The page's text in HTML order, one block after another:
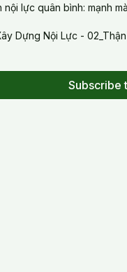
lực quân bình: mạnh
Dựng Nội Lực -
Subscribe